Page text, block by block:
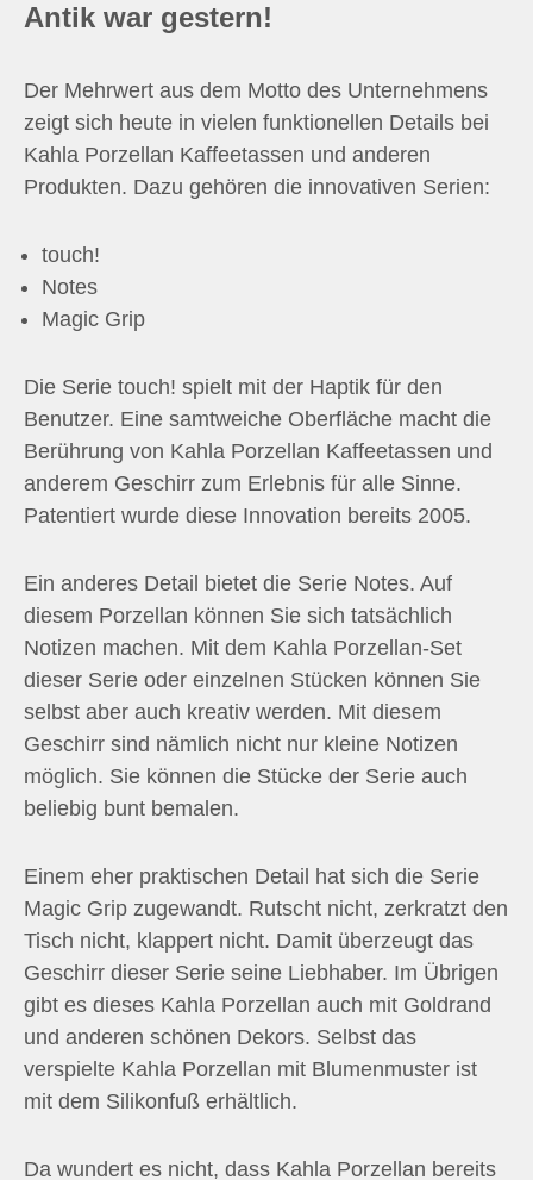
Antik war gestern!
Der Mehrwert aus dem Motto des Unternehmens
zeigt sich heute in vielen funktionellen Details bei
Kahla Porzellan Kaffeetassen und anderen
Produkten. Dazu gehören die innovativen Serien:
touch!
Notes
Magic Grip
Die Serie touch! spielt mit der Haptik für den
Benutzer. Eine samtweiche Oberfläche macht die
Berührung von Kahla Porzellan Kaffeetassen und
anderem Geschirr zum Erlebnis für alle Sinne.
Patentiert wurde diese Innovation bereits 2005.
Ein anderes Detail bietet die Serie Notes. Auf
diesem Porzellan können Sie sich tatsächlich
Notizen machen. Mit dem Kahla Porzellan-Set
dieser Serie oder einzelnen Stücken können Sie
selbst aber auch kreativ werden. Mit diesem
Geschirr sind nämlich nicht nur kleine Notizen
möglich. Sie können die Stücke der Serie auch
beliebig bunt bemalen.
Einem eher praktischen Detail hat sich die Serie
Magic Grip zugewandt. Rutscht nicht, zerkratzt den
Tisch nicht, klappert nicht. Damit überzeugt das
Geschirr dieser Serie seine Liebhaber. Im Übrigen
gibt es dieses Kahla Porzellan auch mit Goldrand
und anderen schönen Dekors. Selbst das
verspielte Kahla Porzellan mit Blumenmuster ist
mit dem Silikonfuß erhältlich.
Da wundert es nicht, dass Kahla Porzellan bereits